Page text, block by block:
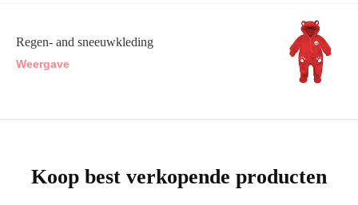
Regen- and sneeuwkleding
Weergave
Koop best verkopende producten